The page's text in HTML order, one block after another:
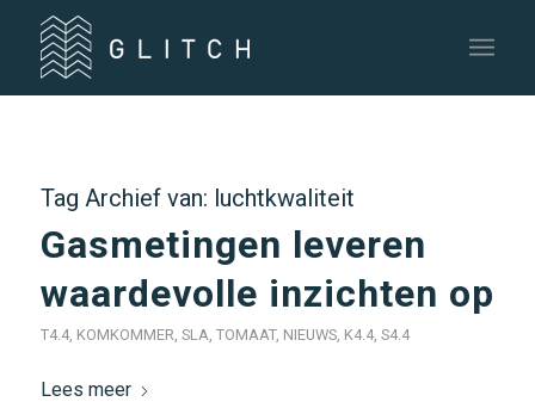
Tag Archief van: luchtkwaliteit
Gasmetingen leveren
waardevolle inzichten op
T4.4, KOMKOMMER, SLA, TOMAAT, NIEUWS, K4.4, S4.4
Lees meer